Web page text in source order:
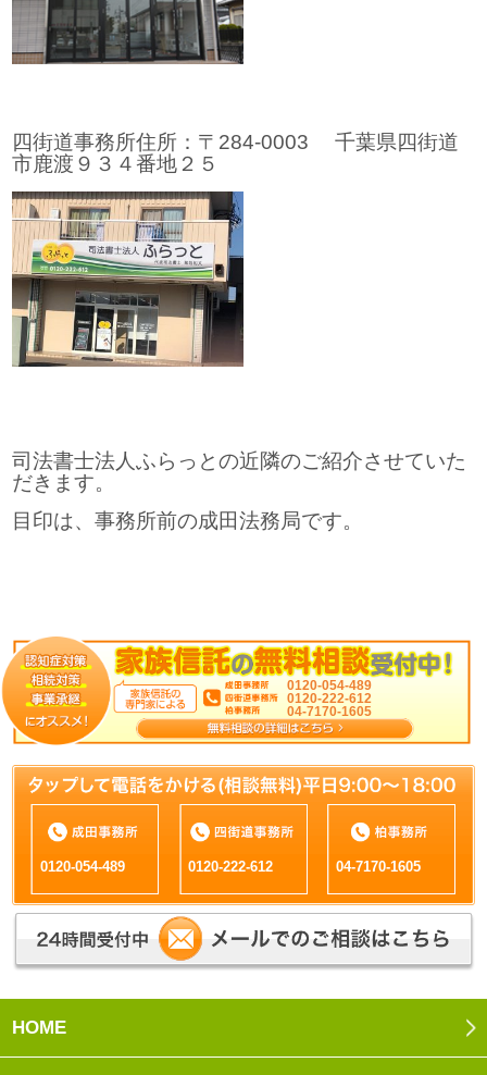
四街道事務所住所：〒284-0003 千葉県四街道
市鹿渡９３４番地２５
司法書士法人ふらっとの近隣のご紹介させていた
だきます。
目印は、事務所前の成田法務局です。
0120-054-489
0120-222-612
04-7170-1605
0120-054-489 0120-222-612 04-7170-1605
HOME